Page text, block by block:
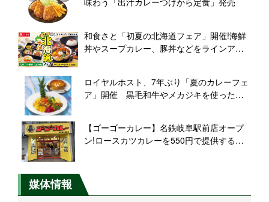
和食さと「初夏の北海道フェア」開催!海鮮
丼やスープカレー、豚丼などをラインアッ
ロイヤルホスト、7年ぶり「夏のカレーフェ
ア」開催 黒毛和牛やメカジキを使った個
【ゴーゴーカレー】名鉄岐阜駅前店オープ
ン!ロースカツカレーを550円で提供するキ
媒体情報